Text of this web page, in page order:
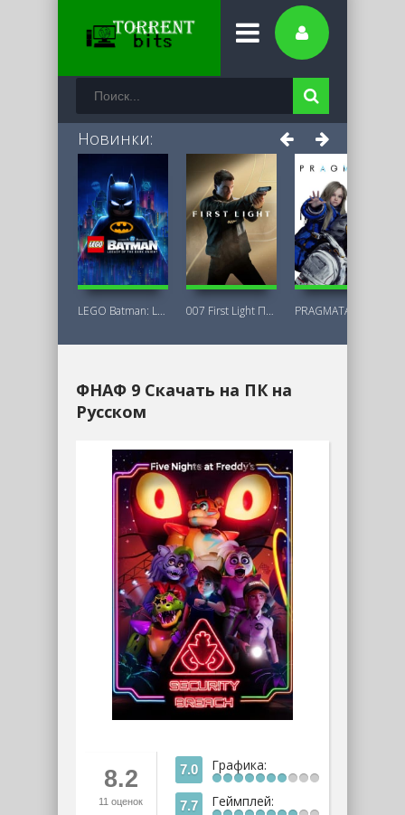
Новинки:
LEGO Batman: Legacy of the Dark Knight 007 First Light Последняя Версия
ФНАФ 9 Скачать на ПК на
Русском
8.2
11 оценок
7.0 Графика:
7.7 Геймплей: